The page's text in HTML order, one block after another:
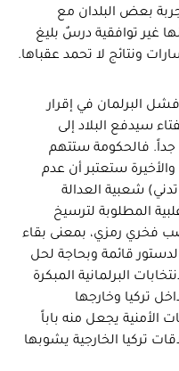
بعض البلدان مع
غير توافقية درسٌ بليغ
ونتائج لا تحمد عقباها.
البرلمان في إقرار
سيدفع البلاد إلى
جداً. فالحكومة ستتهم
ستعتبر أن عدم
شعبية العدالة
المطلوبة لترسيخ
فخري رمزي، بمعنى بقاء
قائمة وبحاجة لحل
البرلمانية المبكرة
تركيا وخارجها
الأمنية يجعل منه باباً
تركيا الخارجية يشوبها